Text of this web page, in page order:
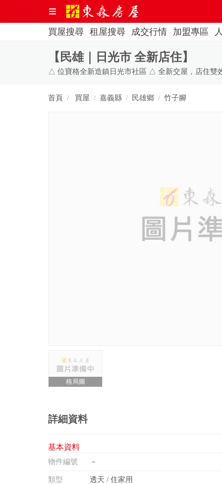
買屋搜尋 租屋搜尋 成交行情 加盟專區
【民雄｜日光市 全新店住】
首頁 買屋 嘉義縣 民雄鄉 竹子腳
格局圖
詳細資料
基本資料
物件編號 －
類型 透天 / 住家用